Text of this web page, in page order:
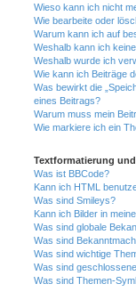
Wieso kann ich nicht
Wie bearbeite oder
Warum kann ich auf
Weshalb kann ich
Weshalb wurde ich
Wie kann ich Beiträge
Was bewirkt die
eines Beitrags?
Warum muss mein
Wie markiere ich ein
Textformatierung
Was ist BBCode?
Kann ich HTML
Was sind Smileys?
Kann ich Bilder in
Was sind globale
Was sind
Was sind wichtige
Was sind
Was sind Themen-